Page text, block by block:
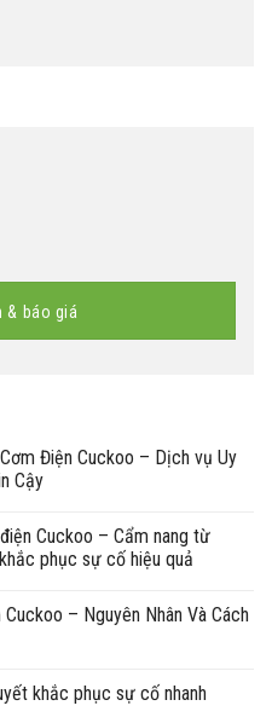
& báo giá
Điện Cuckoo – Dịch vụ Uy
Cậy
Cuckoo – Cẩm nang từ
phục sự cố hiệu quả
– Nguyên Nhân Và Cách
khắc phục sự cố nhanh